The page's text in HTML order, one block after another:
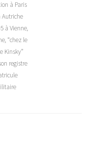
à Paris
Autriche
à Vienne,
“chez le
Kinsky”
registre